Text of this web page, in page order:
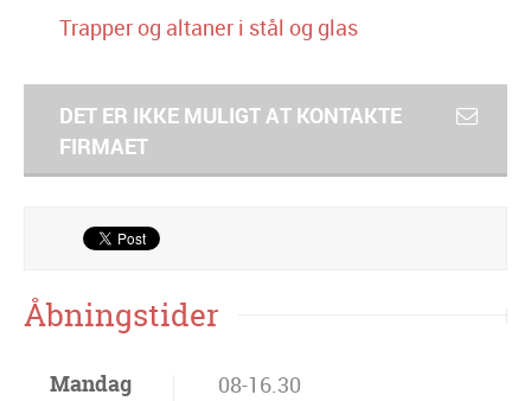
Trapper og altaner i stål og glas
DET ER IKKE MULIGT AT KONTAKTE
FIRMAET
Åbningstider
Mandag 08-16.30